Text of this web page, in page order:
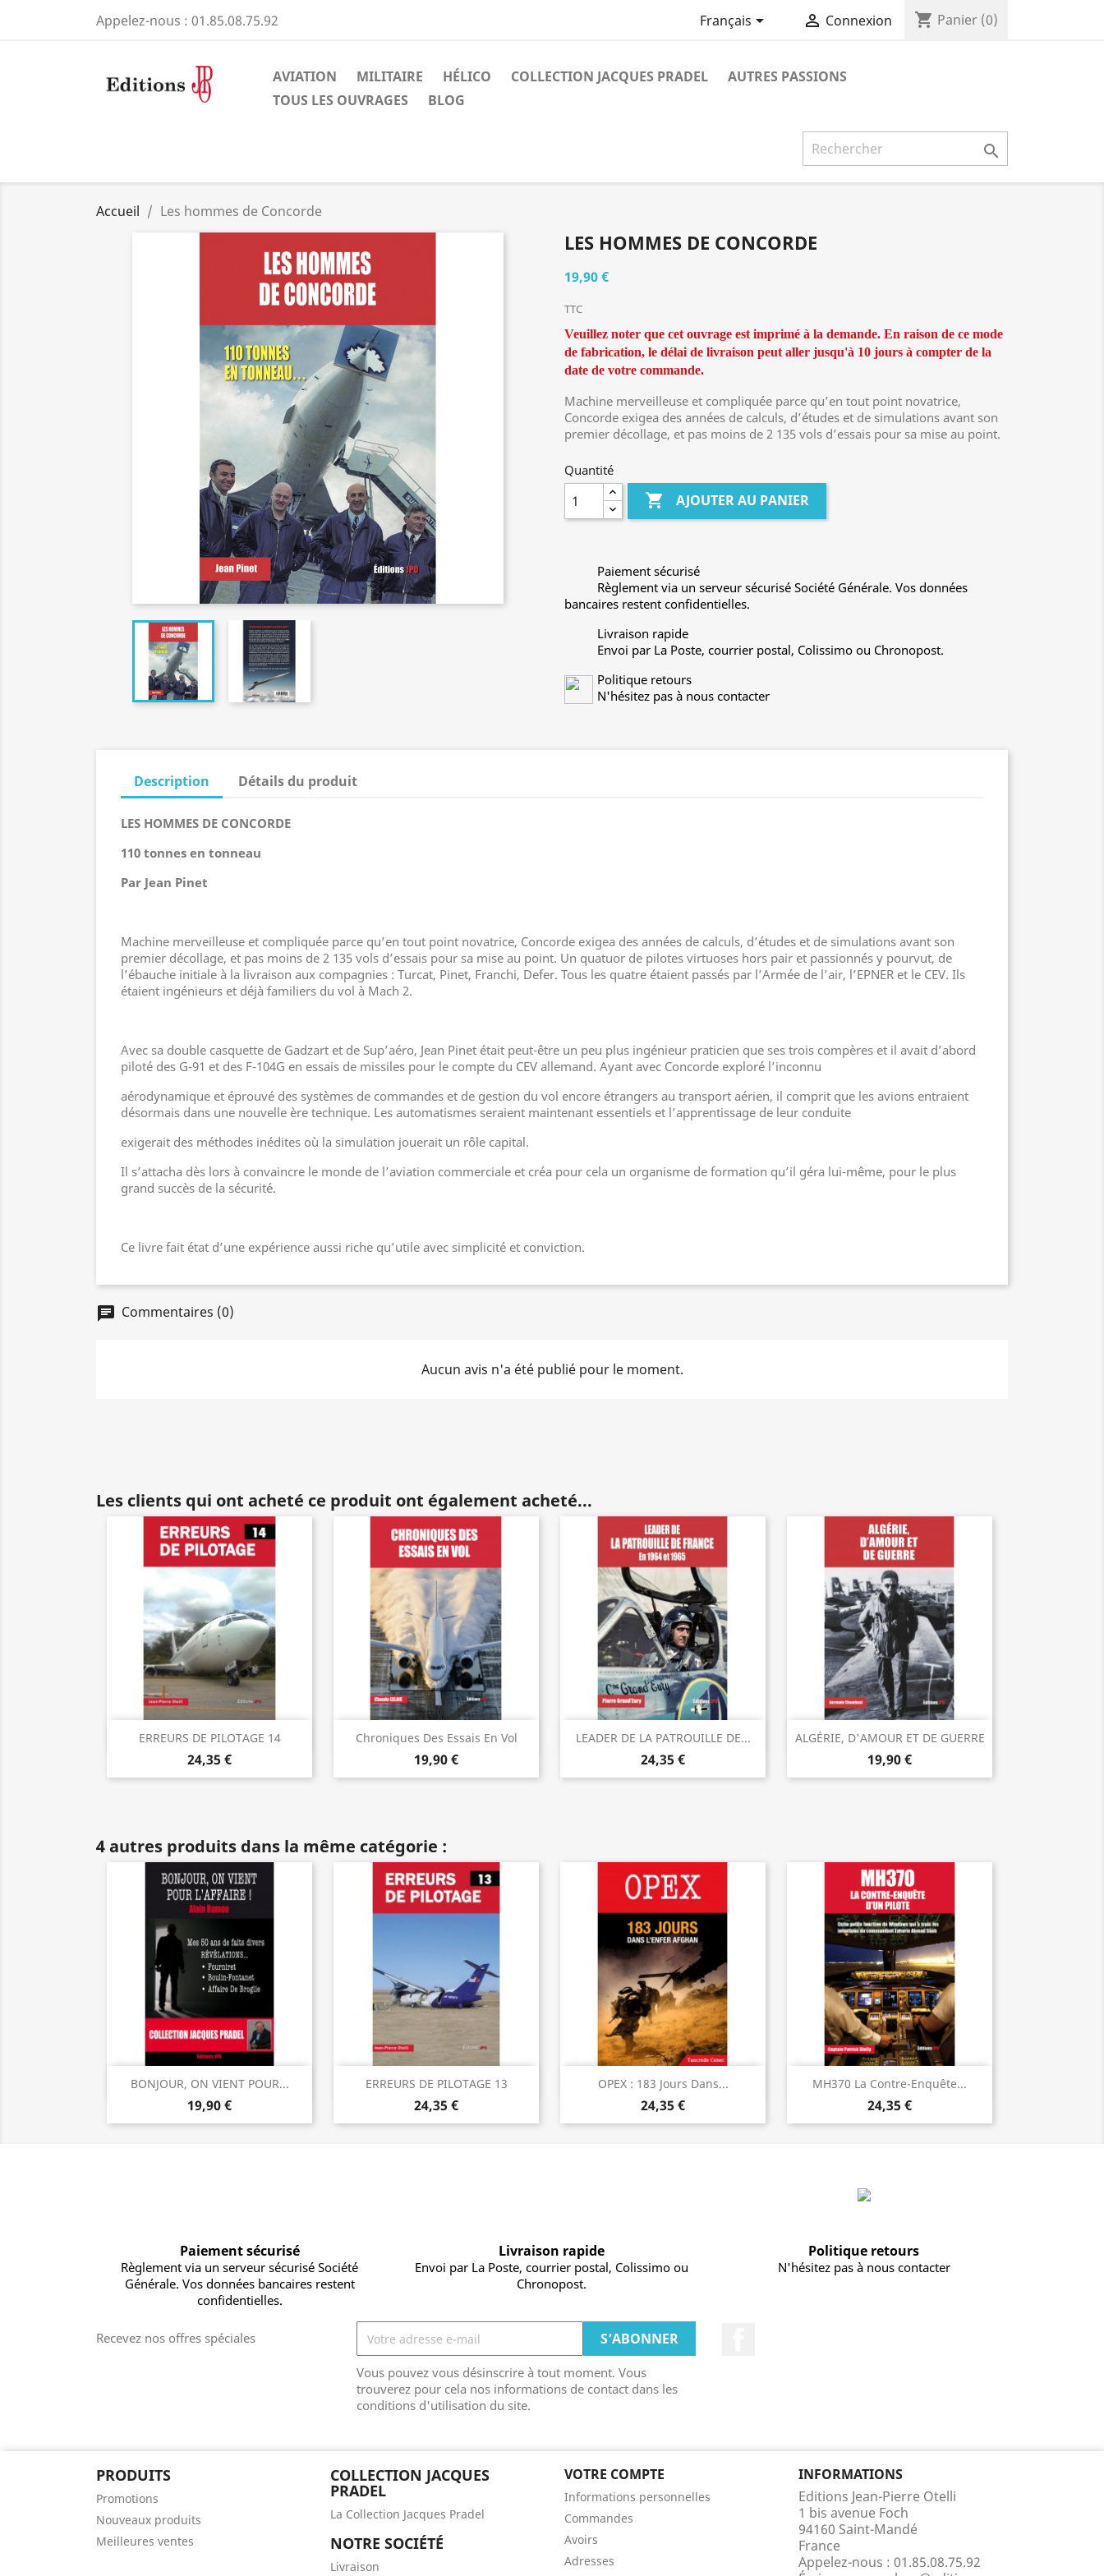
Appelez-nous : 01.85.08.75.92 Français  Connexion shopping_cart Panier (0)
AVIATION MILITAIRE HÉLICO COLLECTION JACQUES PRADEL
AUTRES PASSIONS
TOUS LES OUVRAGES
BLOG

Accueil Les hommes de Concorde
LES HOMMES DE CONCORDE
19,90 €
TTC
Veuillez noter que cet ouvrage est imprimé à la demande. En raison de ce mode
de fabrication, le délai de livraison peut aller jusqu'à 10 jours à compter de la
date de votre commande.
Machine merveilleuse et compliquée parce qu’en tout point novatrice,
Concorde exigea des années de calculs, d’études et de simulations avant son
premier décollage, et pas moins de 2 135 vols d’essais pour sa mise au point.
Quantité
 AJOUTER AU PANIER
Paiement sécurisé
Règlement via un serveur sécurisé Société Générale. Vos données
bancaires restent confidentielles.
Livraison rapide
Envoi par La Poste, courrier postal, Colissimo ou Chronopost.
Politique retours
N'hésitez pas à nous contacter
Description Détails du produit
LES HOMMES DE CONCORDE
110 tonnes en tonneau
Par Jean Pinet
Machine merveilleuse et compliquée parce qu’en tout point novatrice, Concorde exigea des années de calculs, d’études et de simulations avant son
premier décollage, et pas moins de 2 135 vols d’essais pour sa mise au point. Un quatuor de pilotes virtuoses hors pair et passionnés y pourvut, de
l’ébauche initiale à la livraison aux compagnies : Turcat, Pinet, Franchi, Defer. Tous les quatre étaient passés par l’Armée de l’air, l’EPNER et le CEV. Ils
étaient ingénieurs et déjà familiers du vol à Mach 2.
Avec sa double casquette de Gadzart et de Sup’aéro, Jean Pinet était peut-être un peu plus ingénieur praticien que ses trois compères et il avait d’abord
piloté des G-91 et des F-104G en essais de missiles pour le compte du CEV allemand. Ayant avec Concorde exploré l’inconnu
aérodynamique et éprouvé des systèmes de commandes et de gestion du vol encore étrangers au transport aérien, il comprit que les avions entraient
désormais dans une nouvelle ère technique. Les automatismes seraient maintenant essentiels et l’apprentissage de leur conduite
exigerait des méthodes inédites où la simulation jouerait un rôle capital.
Il s’attacha dès lors à convaincre le monde de l’aviation commerciale et créa pour cela un organisme de formation qu’il géra lui-même, pour le plus
grand succès de la sécurité.
Ce livre fait état d’une expérience aussi riche qu’utile avec simplicité et conviction.
chat Commentaires (0)
Aucun avis n'a été publié pour le moment.
Les clients qui ont acheté ce produit ont également acheté...
ERREURS DE PILOTAGE 14
24,35 €
Aperçu rapide Chroniques Des Essais En Vol
19,90 €
Aperçu rapide LEADER DE LA PATROUILLE DE...
24,35 €
Aperçu rapide ALGÉRIE, D'AMOUR ET DE GUERRE
19,90 €
Aperçu rapide
4 autres produits dans la même catégorie :
BONJOUR, ON VIENT POUR...
19,90 €
Aperçu rapide ERREURS DE PILOTAGE 13
24,35 €
Aperçu rapide OPEX : 183 Jours Dans...
24,35 €
 Aperçu rapide MH370 La Contre-Enquête...
24,35 €
 Aperçu rapide
Paiement sécurisé
Règlement via un serveur sécurisé Société
Générale. Vos données bancaires restent
confidentielles.
Livraison rapide
Envoi par La Poste, courrier postal, Colissimo ou
Chronopost.
Politique retours
N'hésitez pas à nous contacter
Recevez nos offres spéciales
Vous pouvez vous désinscrire à tout moment. Vous
trouverez pour cela nos informations de contact dans les
conditions d'utilisation du site.
PRODUITS
Promotions
Nouveaux produits
Meilleures ventes
COLLECTION JACQUES
PRADEL
La Collection Jacques Pradel
NOTRE SOCIÉTÉ
Livraison
VOTRE COMPTE
Informations personnelles
Commandes
Avoirs
Adresses
INFORMATIONS
Editions Jean-Pierre Otelli
1 bis avenue Foch
94160 Saint-Mandé
France
Appelez-nous : 01.85.08.75.92